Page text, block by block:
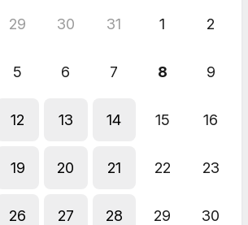
29 30 31 1 2
5 6 7 8 9
12 13 14 15 16
19 20 21 22 23
26 27 28 29 30